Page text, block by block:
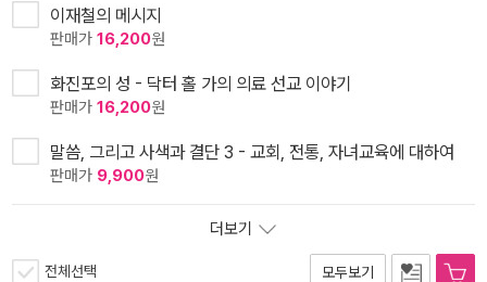
이재철의 메시지
판매가 16,200원
화진포의 성 - 닥터 홀 가의 의료 선교 이야기
판매가 16,200원
말씀, 그리고 사색과 결단 3 - 교회, 전통, 자녀교육에 대하여
판매가 9,900원
더보기
전체선택 모두보기